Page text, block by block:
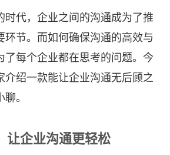
时代，企业之间的沟通成为了推
环节。而如何确保沟通的高效与
了每个企业都在思考的问题。今
介绍一款能让企业沟通无后顾之
聊。
让企业沟通更轻松